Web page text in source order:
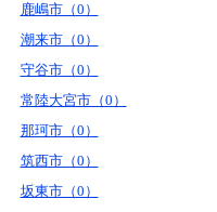
鹿嶋市（0）
潮来市（0）
守谷市（0）
常陸大宮市（0）
那珂市（0）
筑西市（0）
坂東市（0）